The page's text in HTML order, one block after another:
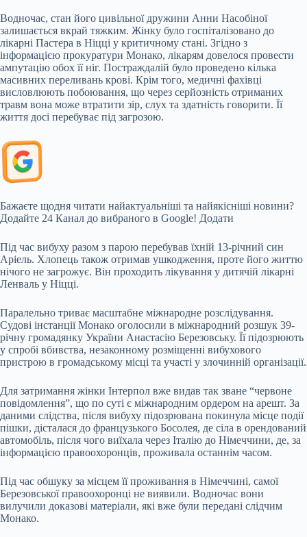
Водночас, стан його цивільної дружини Анни Насобіної
залишається вкрай тяжким. Жінку було госпіталізовано до
лікарні Пастера в Ніцці у критичному стані. Згідно з
інформацією прокуратури Монако, лікарям довелося провести
ампутацію обох її ніг. Постраждалій було проведено кілька
масивних переливань крові. Крім того, медичні фахівці
висловлюють побоювання, що через серйозність отриманих
травм вона може втратити зір, слух та здатність говорити. Її
життя досі перебуває під загрозою.
Бажаєте щодня читати найактуальніші та найякісніші новини?
Додайте 24 Канал до вибраного в Google! Додати
Під час вибуху разом з парою перебував їхній 13-річний син
Аріель. Хлопець також отримав ушкодження, проте його життю
нічого не загрожує. Він проходить лікування у дитячій лікарні
Ленваль у Ніцці.
Паралельно триває масштабне міжнародне розслідування.
Судові інстанції Монако оголосили в міжнародний розшук 39-
річну громадянку України Анастасію Березовську. Її підозрюють
у спробі вбивства, незаконному розміщенні вибухового
пристрою в громадському місці та участі у злочинній організації.
Для затримання жінки Інтерпол вже видав так зване “червоне
повідомлення”, що по суті є міжнародним ордером на арешт. За
даними слідства, після вибуху підозрювана покинула місце події
пішки, дісталася до французького Босолея, де сіла в орендований
автомобіль, після чого виїхала через Італію до Німеччини, де, за
інформацією правоохоронців, проживала останнім часом.
Під час обшуку за місцем її проживання в Німеччині, самої
Березовської правоохоронці не виявили. Водночас вони
вилучили доказові матеріали, які вже були передані слідчим
Монако.